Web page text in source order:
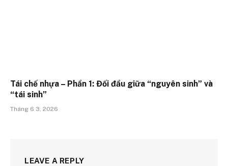
Tái chế nhựa – Phần 1: Đối đầu giữa “nguyên sinh” và
“tái sinh”
Tháng 6 3, 2026
LEAVE A REPLY